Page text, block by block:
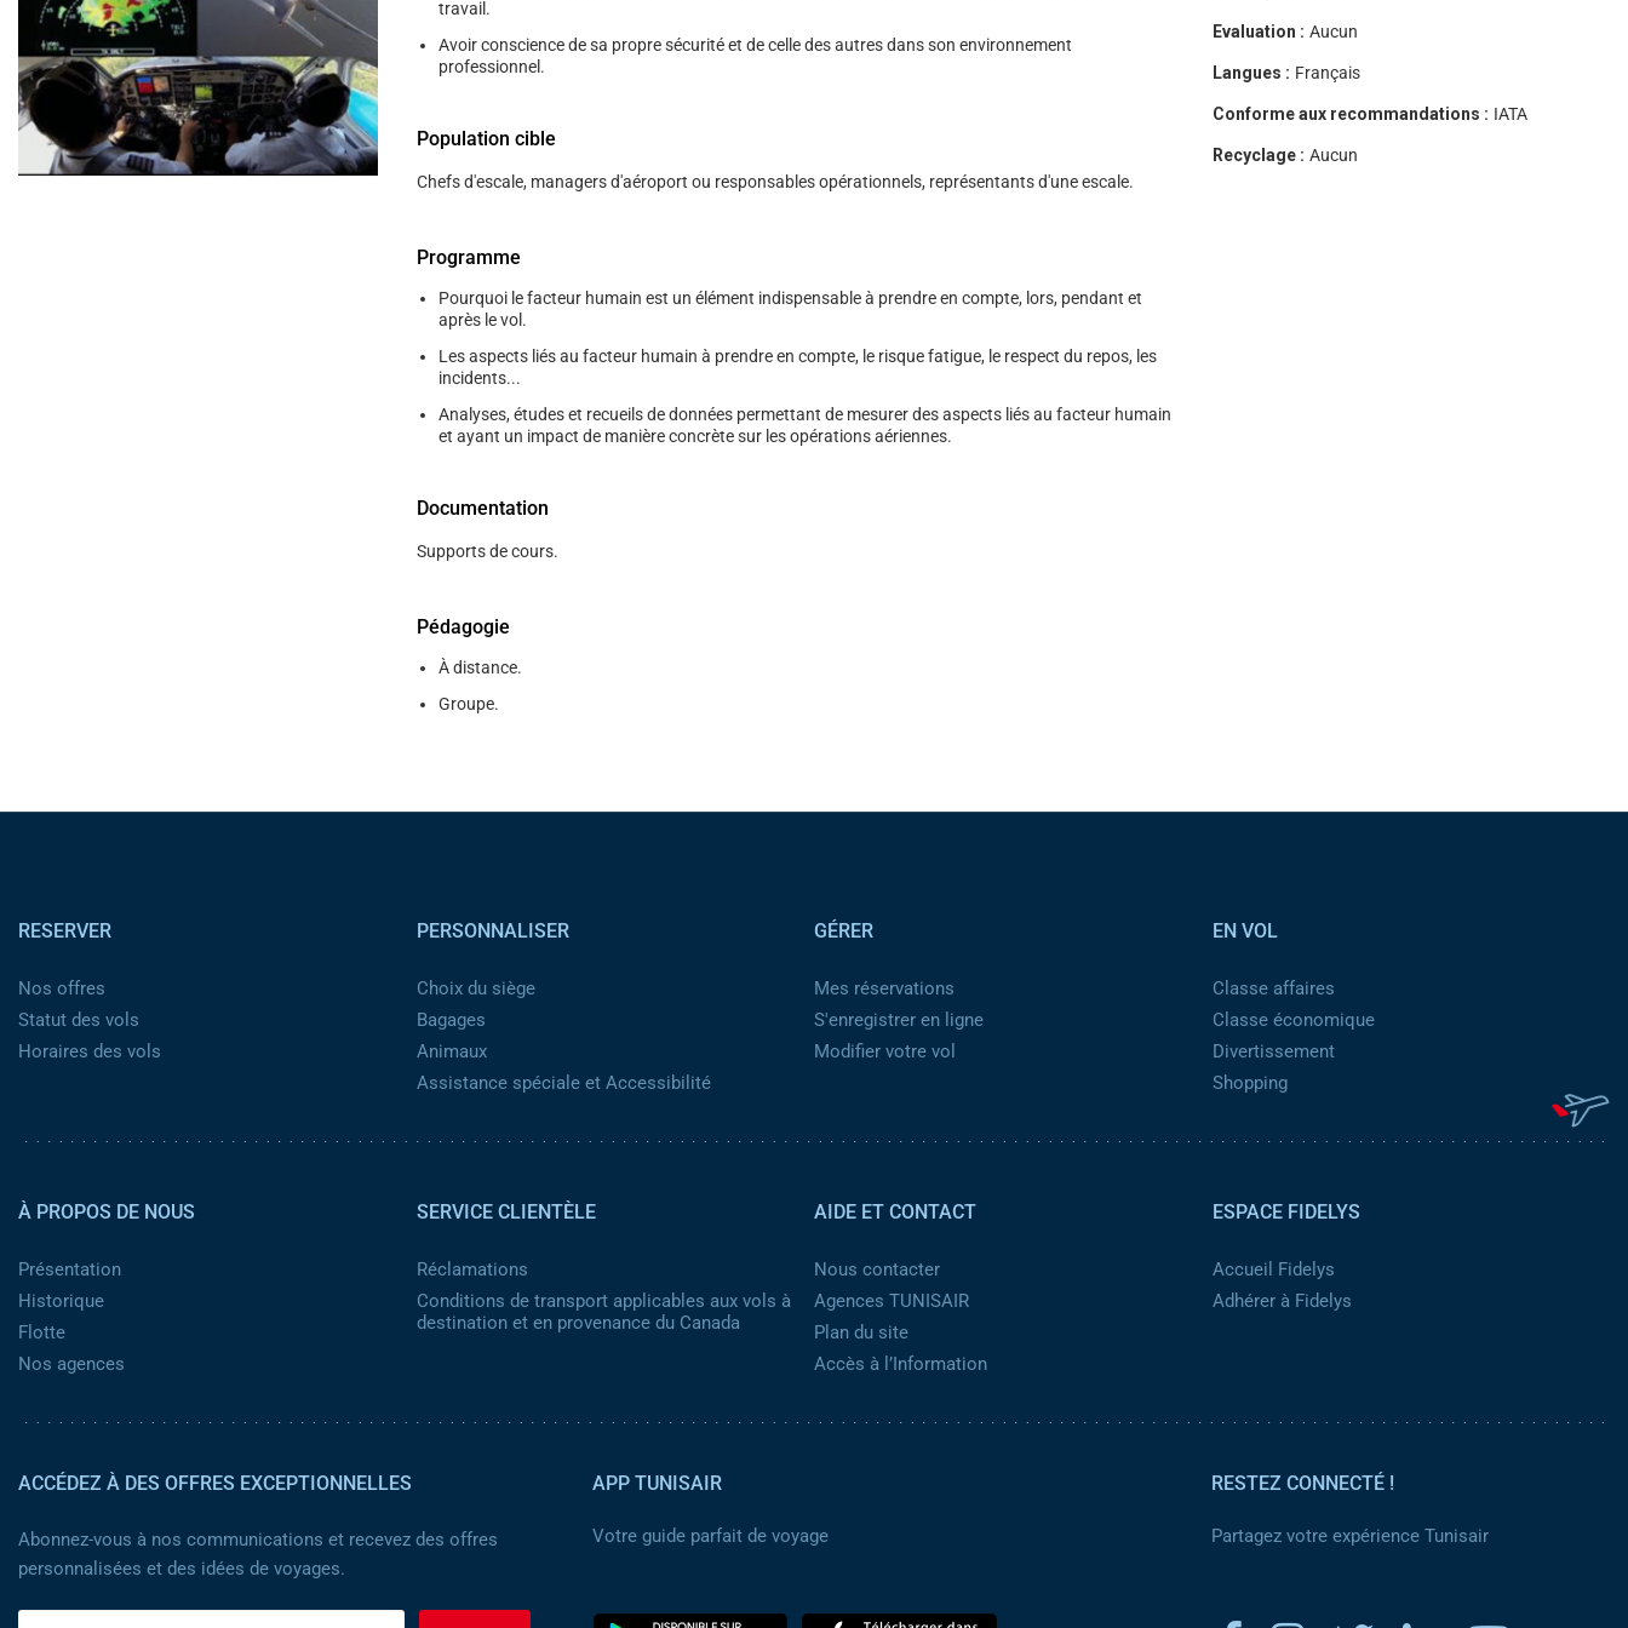
navigate
and
interact
with
the
content.
travail.
Avoir conscience de sa propre sécurité et de celle des autres dans son environnement
professionnel.
Population cible
Chefs d'escale, managers d'aéroport ou responsables opérationnels, représentants d'une escale.
Programme
Pourquoi le facteur humain est un élément indispensable à prendre en compte, lors, pendant et
après le vol.
Les aspects liés au facteur humain à prendre en compte, le risque fatigue, le respect du repos, les
incidents...
Analyses, études et recueils de données permettant de mesurer des aspects liés au facteur humain
et ayant un impact de manière concrète sur les opérations aériennes.
Documentation
Supports de cours.
Pédagogie
À distance.
Groupe.
Evaluation : Aucun
Langues : Français
Conforme aux recommandations : IATA
Recyclage : Aucun
RESERVER
Nos offres
Statut des vols
Horaires des vols
PERSONNALISER
Choix du siège
Bagages
Animaux
Assistance spéciale et Accessibilité
GÉRER
Mes réservations
S'enregistrer en ligne
Modifier votre vol
EN VOL
Classe affaires
Classe économique
Divertissement
Shopping
À PROPOS DE NOUS
Présentation
Historique
Flotte
Nos agences
SERVICE CLIENTÈLE
Réclamations
Conditions de transport applicables aux vols à
destination et en provenance du Canada
AIDE ET CONTACT
Nous contacter
Agences TUNISAIR
Plan du site
Accès à l’Information
ESPACE FIDELYS
Accueil Fidelys
Adhérer à Fidelys
ACCÉDEZ À DES OFFRES EXCEPTIONNELLES
Abonnez-vous à nos communications et recevez des offres
personnalisées et des idées de voyages.
APP TUNISAIR
Votre guide parfait de voyage
RESTEZ CONNECTÉ !
Partagez votre expérience Tunisair